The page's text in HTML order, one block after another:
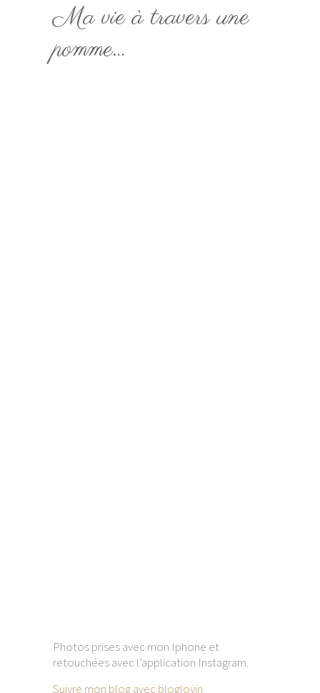
Ma vie à travers une
pomme…
Photos prises avec mon Iphone et
retouchées avec l’application Instagram.
Suivre mon blog avec bloglovin